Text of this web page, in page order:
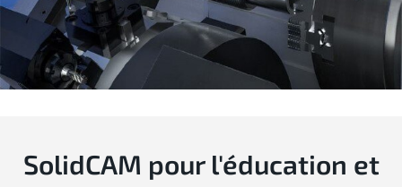
SolidCAM pour l'éducation et